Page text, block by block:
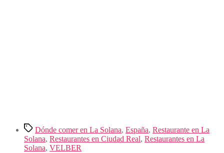
Etiquetas
Dónde comer en La Solana, España, Restaurante en La
Solana, Restaurantes en Ciudad Real, Restaurantes en La
Solana, VELBER